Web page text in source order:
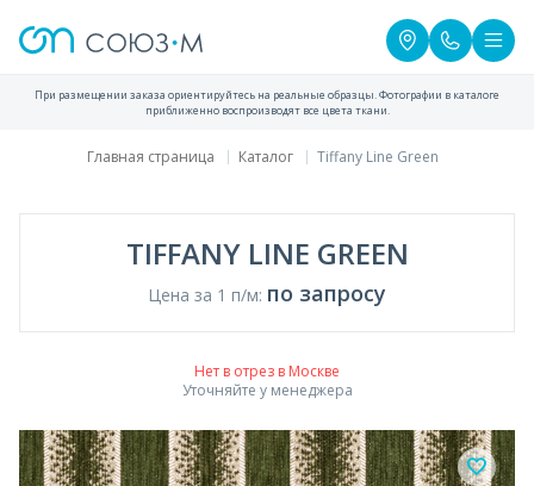
При размещении заказа ориентируйтесь на реальные образцы. Фотографии в каталоге
приближенно воспроизводят все цвета ткани.
Главная страница Каталог Tiffany Line Green
TIFFANY LINE GREEN
Цена за 1 п/м: по запросу
Нет в отрез в Москве
Уточняйте у менеджера